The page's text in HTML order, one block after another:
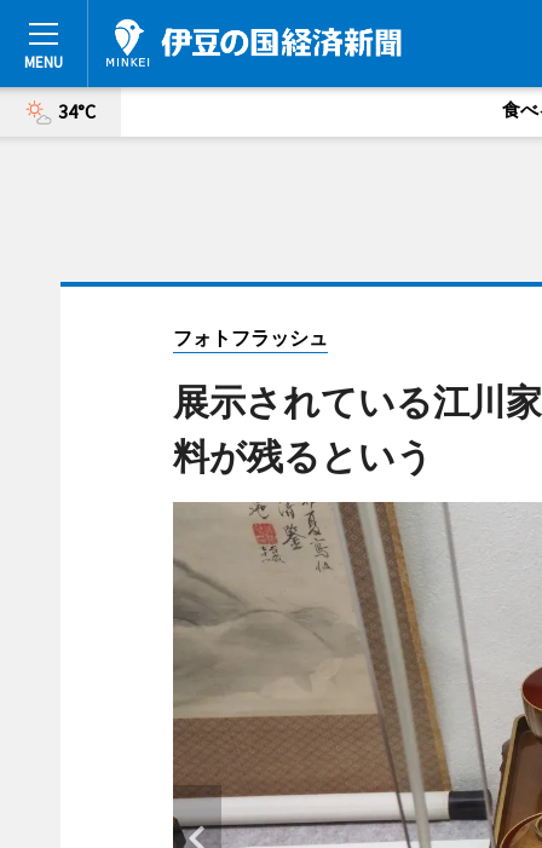
34°C 食べ
フォトフラッシュ
展示されている江川
料が残るという